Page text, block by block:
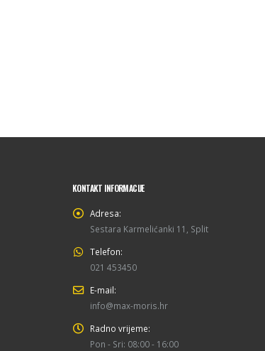
KONTAKT INFORMACIJE
Adresa:
Sestara Karmelićanki 11, Split
Telefon:
021 453450
E-mail:
info@max-moris.hr
Radno vrijeme:
Pon - Sri: 08:00 - 16:00